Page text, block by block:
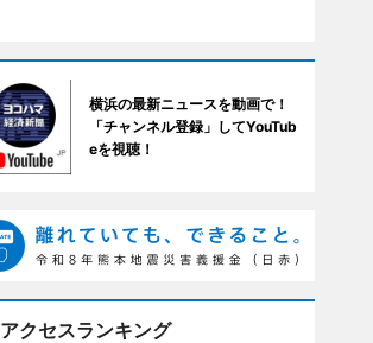
横浜の最新ニュースを動画で！
「チャンネル登録」してYouTub
eを視聴！
アクセスランキング